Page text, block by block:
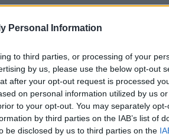
Personal Information
to third parties, or processing of your
by us, please use the below opt-out
after your opt-out request is processed
on personal information utilized by us
to your opt-out. You may separately
by third parties on the IAB’s list of
be disclosed by us to third parties on the
μια γυναίκα γενικότερα
λέγοντας:«Τα
ενοχλούν τον τίγρη και
τη Νίκη να του λέει:
τίγρη;».